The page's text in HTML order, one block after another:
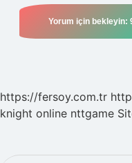
https://fersoy.com.tr
knight online nttgame